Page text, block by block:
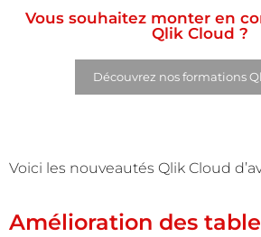
Vous souhaitez monter en
Qlik Cloud ?
Découvrez nos formations
Voici les nouveautés Qlik Cloud
Amélioration des